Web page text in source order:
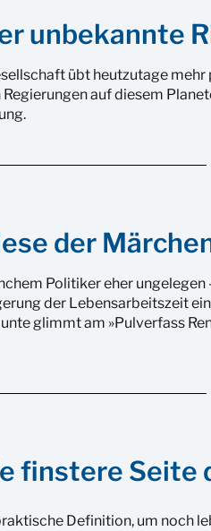
unbekannte
übt heutzutage
auf diesem
der
Politiker eher
der Lebensarbeitszeit
glimmt am »Pulverfass
finstere Seite
Definition, um noch